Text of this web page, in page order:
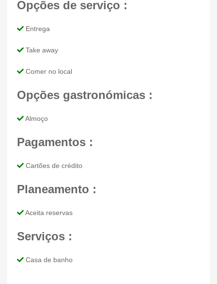
Opções de serviço :
Entrega
Take away
Comer no local
Opções gastronómicas :
Almoço
Pagamentos :
Cartões de crédito
Planeamento :
Aceita reservas
Serviços :
Casa de banho